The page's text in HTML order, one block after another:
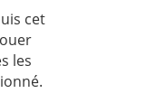
cet
les